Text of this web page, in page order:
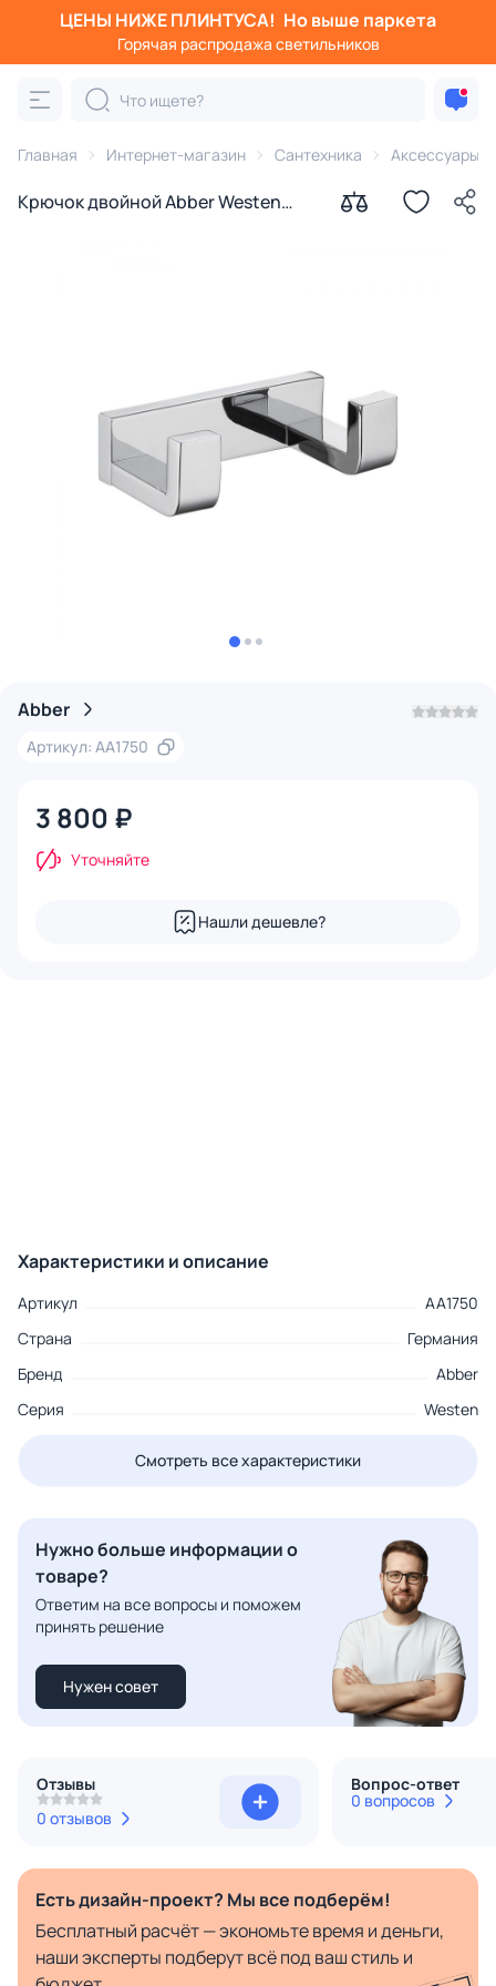
ЦЕНЫ НИЖЕ ПЛИНТУСА! Но выше паркета
Горячая распродажа светильников
Главная Интернет-магазин Сантехника Аксессуары
Крючок двойной Abber Westen
Abber
Артикул: AA1750
3 800 ₽
Уточняйте
Нашли дешевле?
Характеристики и описание
Артикул
AA1750
Страна
Германия
Бренд
Abber
Серия
Westen
Смотреть все характеристики
Нужно больше информации о
товаре?
Ответим на все вопросы и поможем
принять решение
Нужен совет
Отзывы
0 отзывов
Вопрос-ответ
0 вопросов
Есть дизайн-проект? Мы все подберём!
Бесплатный расчёт — экономьте время и деньги,
наши эксперты подберут всё под ваш стиль и